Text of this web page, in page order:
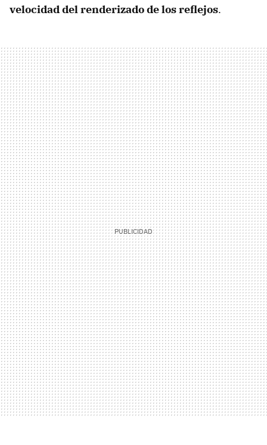
velocidad del renderizado de los reflejos.